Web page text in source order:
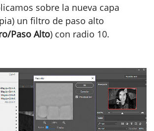
sobre la nueva capa
un filtro de paso alto
Paso Alto) con radio 10.